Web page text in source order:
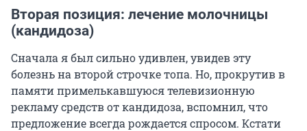
Вторая позиция: лечение молочницы
(кандидоза)
Сначала я был сильно удивлен, увидев эту
болезнь на второй строчке топа. Но, прокрутив в
памяти примелькавшуюся телевизионную
рекламу средств от кандидоза, вспомнил, что
предложение всегда рождается спросом. Кстати